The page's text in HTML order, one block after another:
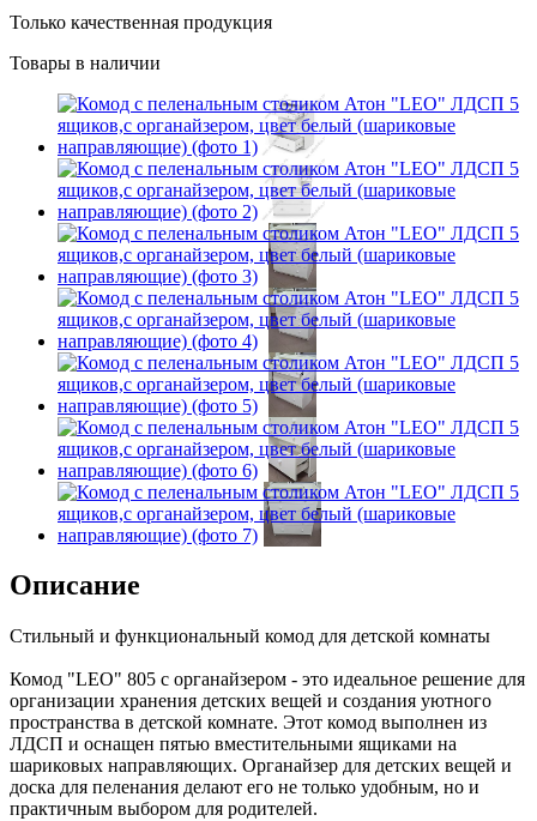
Только качественная продукция
Товары в наличии
Описание
Стильный и функциональный комод для детской комнаты
Комод "LEO" 805 с органайзером - это идеальное решение для
организации хранения детских вещей и создания уютного
пространства в детской комнате. Этот комод выполнен из
ЛДСП и оснащен пятью вместительными ящиками на
шариковых направляющих. Органайзер для детских вещей и
доска для пеленания делают его не только удобным, но и
практичным выбором для родителей.